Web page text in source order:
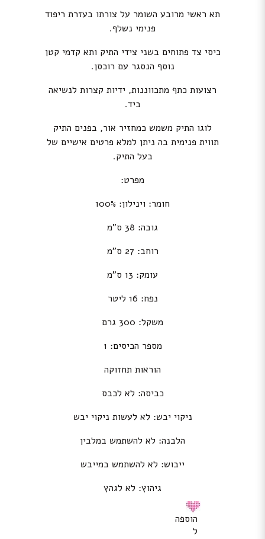
תא ראשי מרובע השומר על צורתו בעזרת ריפוד
פנימי נשלף.
כיסי צד פתוחים בשני צידי התיק ותא קדמי קטן
נוסף הנסגר עם רוכסן.
רצועות כתף מתכווננות, ידיות קצרות לנשיאה
ביד.
לוגו התיק משמש כמחזיר אור, בפנים התיק
תווית פנימית בה ניתן למלא פרטים אישיים של
בעל התיק.
מפרט:
חומר: וינילון: 100%
גובה: 38 ס”מ
רוחב: 27 ס”מ
עומק: 13 ס”מ
נפח: 16 ליטר
משקל: 300 גרם
מספר הכיסים: 1
הוראות תחזוקה
כביסה: לא לכבס
ניקוי יבש: לא לעשות ניקוי יבש
הלבנה: לא להשתמש במלבין
ייבוש: לא להשתמש במייבש
גיהוץ: לא לגהץ
הוספה
ל